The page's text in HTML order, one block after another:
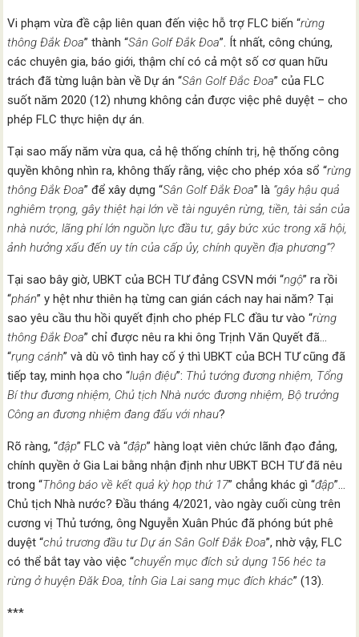
Vi phạm vừa đề cập liên quan đến việc hỗ trợ FLC biến “rừng
thông Đắk Đoa” thành “Sân Golf Đắk Đoa”. Ít nhất, công chúng,
các chuyên gia, báo giới, thậm chí có cả một số cơ quan hữu
trách đã từng luận bàn về Dự án “Sân Golf Đắc Đoa” của FLC
suốt năm 2020 (12) nhưng không cản được việc phê duyệt – cho
phép FLC thực hiện dự án.
Tại sao mấy năm vừa qua, cả hệ thống chính trị, hệ thống công
quyền không nhìn ra, không thấy rằng, việc cho phép xóa sổ “rừng
thông Đắk Đoa” để xây dựng “Sân Golf Đắk Đoa” là “gây hậu quả
nghiêm trọng, gây thiệt hại lớn về tài nguyên rừng, tiền, tài sản của
nhà nước, lãng phí lớn nguồn lực đầu tư, gây bức xúc trong xã hội,
ảnh hưởng xấu đến uy tín của cấp ủy, chính quyền địa phương”?
Tại sao bây giờ, UBKT của BCH TƯ đảng CSVN mới “ngộ” ra rồi
“phán” y hệt như thiên hạ từng can gián cách nay hai năm? Tại
sao yêu cầu thu hồi quyết định cho phép FLC đầu tư vào “rừng
thông Đắk Đoa” chỉ được nêu ra khi ông Trịnh Văn Quyết đã…
“rụng cánh” và dù vô tình hay cố ý thì UBKT của BCH TƯ cũng đã
tiếp tay, minh họa cho “luận điệu”: Thủ tướng đương nhiệm, Tổng
Bí thư đương nhiệm, Chủ tịch Nhà nước đương nhiệm, Bộ trưởng
Công an đương nhiệm đang đấu với nhau?
Rõ ràng, “đập” FLC và “đập” hàng loạt viên chức lãnh đạo đảng,
chính quyền ở Gia Lai bằng nhận định như UBKT BCH TƯ đã nêu
trong “Thông báo về kết quả kỳ họp thứ 17” chẳng khác gì “đập”…
Chủ tịch Nhà nước? Đầu tháng 4/2021, vào ngày cuối cùng trên
cương vị Thủ tướng, ông Nguyễn Xuân Phúc đã phóng bút phê
duyệt “chủ trương đầu tư Dự án Sân Golf Đắk Đoa”, nhờ vậy, FLC
có thể bắt tay vào việc “chuyển mục đích sử dụng 156 héc ta
rừng ở huyện Đăk Đoa, tỉnh Gia Lai sang mục đích khác” (13).
***